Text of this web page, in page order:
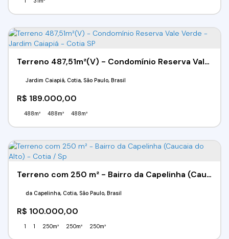
Terreno 487,51m²(V) - Condomínio Reserva Vale Verde - Jardim Caiapiá - Cotia SP
R$ 189.000,00
Jardim Caiapiá, Cotia, São Paulo, Brasil
488m² 488m² 488m²
Terreno com 250 m² - Bairro da Capelinha (Caucaia do Alto) - Cotia / Sp
R$ 100.000,00
da Capelinha, Cotia, São Paulo, Brasil
1 1 250m² 250m² 250m²